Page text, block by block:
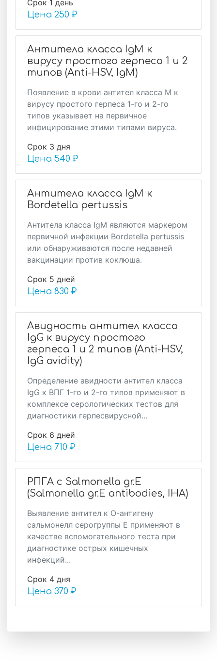
Срок 1 день
Цена 250 ₽
Антитела класса IgМ к
вирусу простого герпеса 1 и 2
типов (Anti-HSV, IgМ)
Появление в крови антител класса М к
вирусу простого герпеса 1-го и 2-го
типов указывает на первичное
инфицирование этими типами вируса.
Срок 3 дня
Цена 540 ₽
Антитела класса IgM к
Bordetella pertussis
Антитела класса IgM являются маркером
первичной инфекции Bordetella pertussis
или обнаруживаются после недавней
вакцинации против коклюша.
Срок 5 дней
Цена 830 ₽
Авидность антител класса
IgG к вирусу простого
герпеса 1 и 2 типов (Anti-HSV,
IgG avidity)
Определение авидности антител класса
IgG к ВПГ 1-го и 2-го типов применяют в
комплексе серологических тестов для
диагностики герпесвирусной...
Срок 6 дней
Цена 710 ₽
РПГА с Salmonella gr.E
(Salmonella gr.E antibodies, IHA)
Выявление антител к O-антигену
сальмонелл серогруппы E применяют в
качестве вспомогательного теста при
диагностике острых кишечных
инфекций...
Срок 4 дня
Цена 370 ₽